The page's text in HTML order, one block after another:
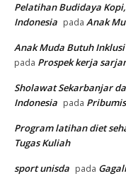
Pelatihan Budidaya
Indonesia pada Anak
Anak Muda Butuh
pada Prospek kerja
Sholawat Sekarbanjar
Indonesia pada
Program latihan diet
Tugas Kuliah
sport unisda pada